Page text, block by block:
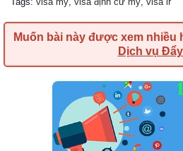
Muốn bài này được xem nhiều
Dịch vụ